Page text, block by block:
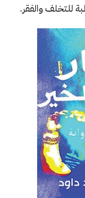
للتخلف والفقر.